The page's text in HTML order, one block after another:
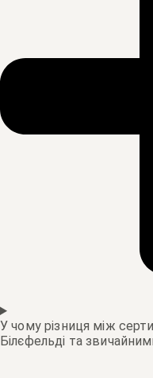
У чому різниця між
Білєфельді та